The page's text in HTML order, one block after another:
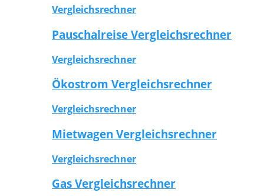
Vergleichsrechner
Pauschalreise Vergleichsrechner
Vergleichsrechner
Ökostrom Vergleichsrechner
Vergleichsrechner
Mietwagen Vergleichsrechner
Vergleichsrechner
Gas Vergleichsrechner